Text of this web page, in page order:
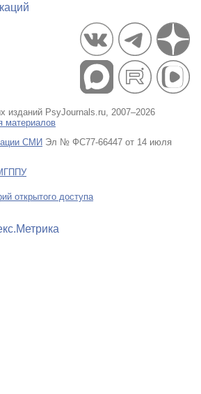
изданий PsyJournals.ru, 2007–2026
материалов
СМИ Эл № ФС77-66447 от 14 июля
открытого доступа